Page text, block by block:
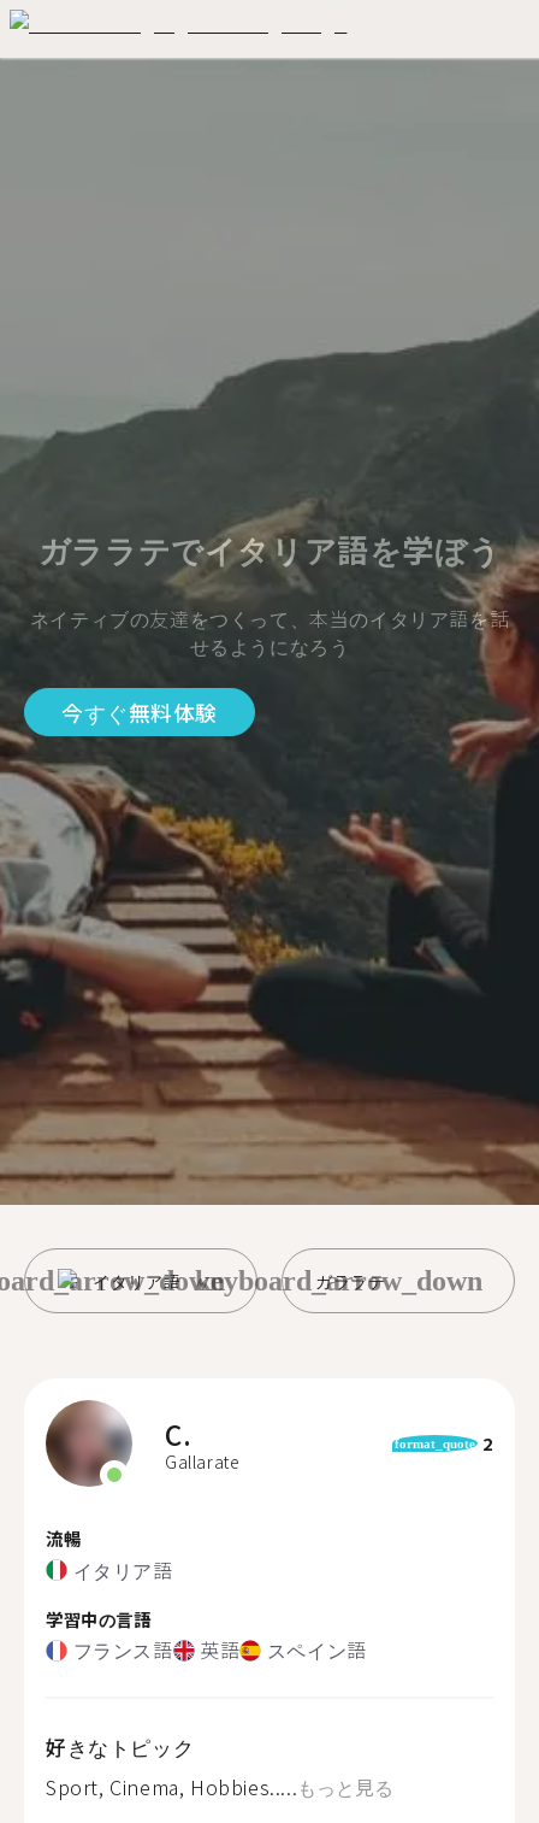
ガララテでイタリア語を学ぼう
ネイティブの友達をつくって、本当のイタリア語を話
せるようになろう
今すぐ無料体験
イタリア語 ガララテ
keyboard_arrow_down
C.
Gallarate
format_quote 2
流暢
イタリア語
学習中の言語
フランス語 英語 スペイン語
好きなトピック
Sport, Cinema, Hobbies.....もっと見る